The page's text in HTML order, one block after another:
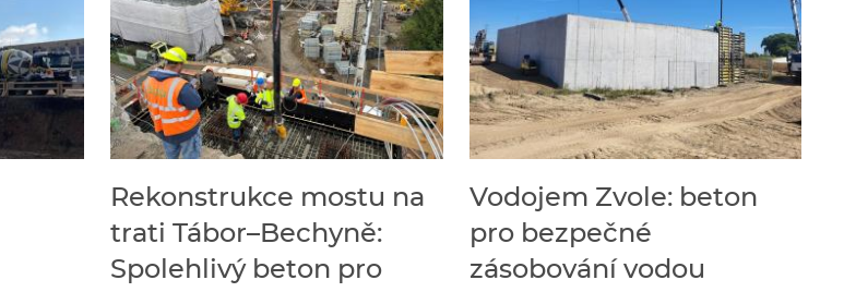
Rekonstrukce mostu na
trati Tábor–Bechyně:
Spolehlivý beton pro
Vodojem Zvole: beton
pro bezpečné
zásobování vodou